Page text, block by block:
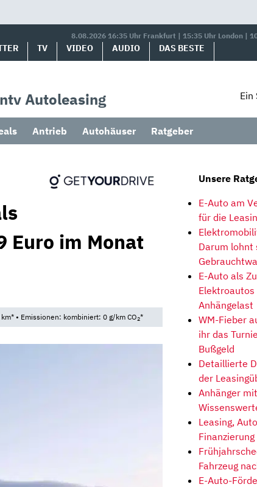
8.08.2026 16:35 Uhr Frankfurt | 15:35 Uhr London |
TV VIDEO AUDIO DAS BESTE
Autoleasing Ein
Antrieb Autohäuser Ratgeber
Euro im Monat
• Emissionen: kombiniert: 0 g/km CO2*
Unsere
E-Auto am
für die
Darum lohnt
E-Auto als
Elektroautos
Anhängelast
WM-Fieber
ihr das
Bußgeld
Detaillierte
der
Anhänger
Leasing,
Fahrzeug
E-Auto-